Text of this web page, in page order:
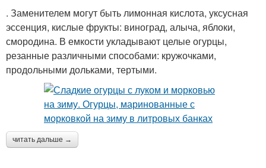
Огурцы без
стерилизации
. Заменителем могут быть лимонная кислота, уксусная
эссенция, кислые фрукты: виноград, алыча, яблоки,
смородина. В емкости укладывают целые огурцы,
резанные различными способами: кружочками,
продольными дольками, тертыми.
читать дальше →